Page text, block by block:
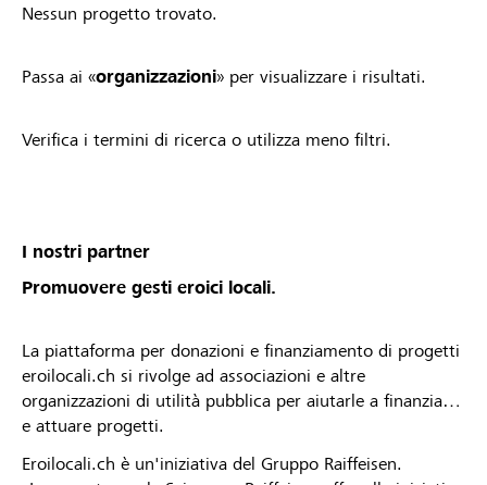
Nessun progetto trovato.
Passa ai «organizzazioni» per visualizzare i risultati.
Verifica i termini di ricerca o utilizza meno filtri.
I nostri partner
Promuovere gesti eroici locali.
La piattaforma per donazioni e finanziamento di progetti
eroilocali.ch si rivolge ad associazioni e altre
organizzazioni di utilità pubblica per aiutarle a finanziare
e attuare progetti.
Eroilocali.ch è un'iniziativa del Gruppo Raiffeisen.